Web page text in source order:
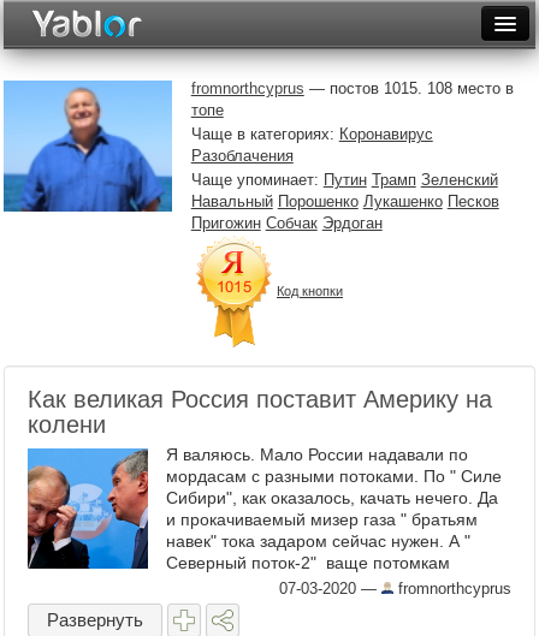
Месяц
Рейтинги
Архив
Фототоп
fromnorthcyprus — постов 1015. 108 место в
топе
Чаще в категориях: Коронавирус
Разоблачения
Чаще упоминает: Путин Трамп Зеленский
Навальный Порошенко Лукашенко Песков
Пригожин Собчак Эрдоган
Код кнопки
Как великая Россия поставит Америку на
колени
Я валяюсь. Мало России надавали по
мордасам с разными потоками. По " Силе
Сибири", как оказалось, качать нечего. Да
и прокачиваемый мизер газа " братьям
навек" тока задаром сейчас нужен. А "
Северный поток-2" ваще потомкам
показывать будут, как наглядный пример
фээсбешной дури. Но ...
07-03-2020 — fromnorthcyprus
Развернуть